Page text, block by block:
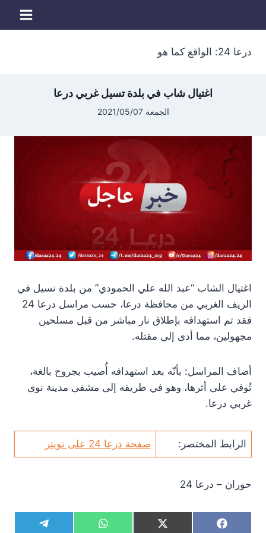
درعا 24: الواقع كما هو
اغتيال شاب في بلدة تسيل غربي درعا
الجمعة 2021/05/07
اغتيال الشاب “عبد الله علي الحمودي” من بلدة تسيل في
الريف الغربي من محافظة درعا، حسب مراسل درعا 24
فقد تم استهدافه بإطلاق نار مباشر من قبل مسلحين
مجهولين، مما أدى إلى مقتله.
أضاف المراسل: بأنّه بعد استهدافه أُصيب بجروح بالغة،
تُوفي على أثرها، وهو في طريقه إلى مشفى مدينة نوى
غربي درعا.
الرابط المختصر: صفحة درعا 24 على تويتر
حوران – درعا 24
S
F
S
X
S
W
S
T